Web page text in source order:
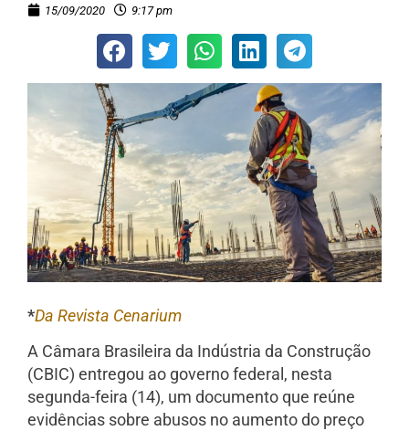
15/09/2020 9:17 pm
*Da Revista Cenarium
A Câmara Brasileira da Indústria da Construção
(CBIC) entregou ao governo federal, nesta
segunda-feira (14), um documento que reúne
evidências sobre abusos no aumento do preço